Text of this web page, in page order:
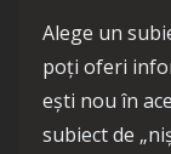
Alege un
poți oferi
ești nou în
subiect de